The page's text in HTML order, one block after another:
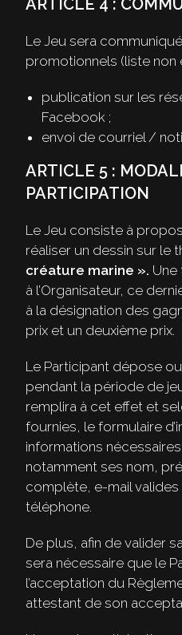
ARTICLE 4 :
Le Jeu sera
promotionnels (liste non
publication sur les
Facebook ;
envoi de courriel /
ARTICLE 5 :
PARTICIPATION
Le Jeu consiste à
réaliser un dessin sur le
créature marine ». Une
à l’Organisateur, ce
à la désignation des
prix et un deuxième prix.
Le Participant dépose
pendant la période de
remplira à cet effet et
fournies, le formulaire
informations
notamment ses nom,
complète, e-mail
téléphone.
De plus, afin de valider
sera nécessaire que le
l’acceptation du
attestant de son